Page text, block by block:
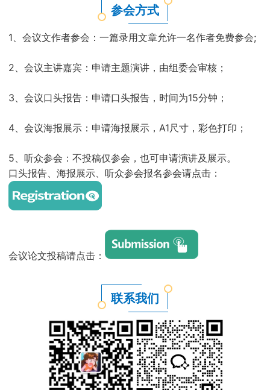
参会方式
1、会议文作者参会：一篇录用文章允许一名作者免费参会;
2、会议主讲嘉宾：申请主题演讲，由组委会审核；
3、会议口头报告：申请口头报告，时间为15分钟；
4、会议海报展示：申请海报展示，A1尺寸，彩色打印；
5、听众参会：不投稿仅参会，也可申请演讲及展示。
口头报告、海报展示、听众参会报名参会请点击：
会议论文投稿请点击 ：
联系我们